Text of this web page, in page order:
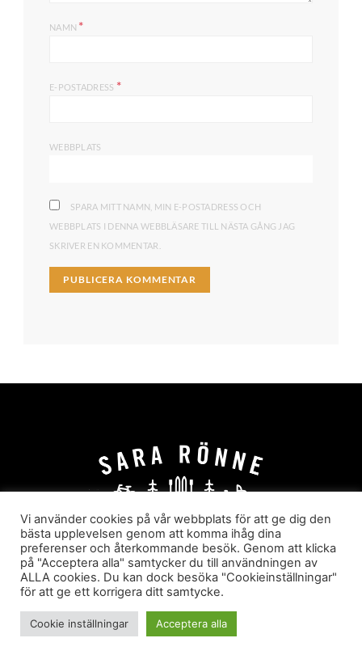
NAMN *
E-POSTADRESS *
WEBBPLATS
SPARA MITT NAMN, MIN E-POSTADRESS OCH
WEBBPLATS I DENNA WEBBLÄSARE TILL NÄSTA GÅNG JAG
SKRIVER EN KOMMENTAR.
HEM OM MIG
JOBBA MED MIG
HYR I JÄRVSÖ!
KATEGORIER
Sara Rönne. En blogg om frihet, upplevelser och
äventyr
Vi använder cookies på vår webbplats för att ge dig den
bästa upplevelsen genom att komma ihåg dina
preferenser och återkommande besök. Genom att klicka
på "Acceptera alla" samtycker du till användningen av
ALLA cookies. Du kan dock besöka "Cookieinställningar"
för att ge ett korrigera ditt samtycke.
Cookie inställningar Acceptera alla